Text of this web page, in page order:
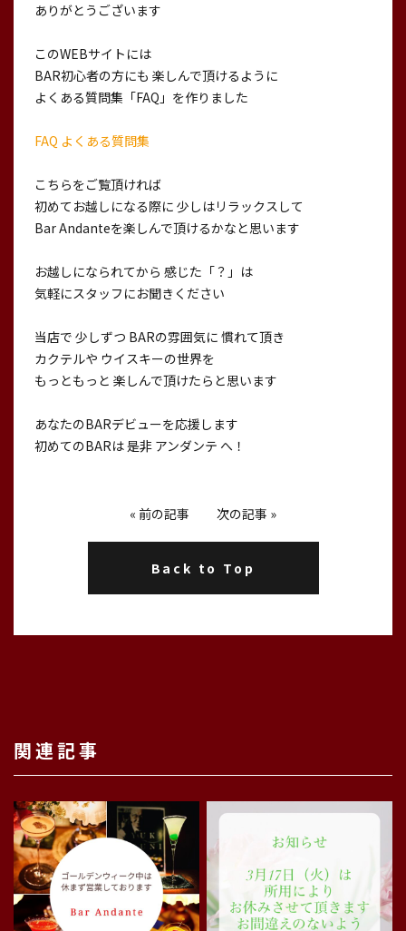
ありがとうございます
このWEBサイトには
BAR初心者の方にも 楽しんで頂けるように
よくある質問集「FAQ」を作りました
FAQ よくある質問集
こちらをご覧頂ければ
初めてお越しになる際に 少しはリラックスして
Bar Andanteを楽しんで頂けるかなと思います
お越しになられてから 感じた「？」は
気軽にスタッフにお聞きください
当店で 少しずつ BARの雰囲気に 慣れて頂き
カクテルや ウイスキーの世界を
もっともっと 楽しんで頂けたらと思います
あなたのBARデビューを応援します
初めてのBARは 是非 アンダンテ へ！
« 前の記事 次の記事 »
Back to Top
関連記事